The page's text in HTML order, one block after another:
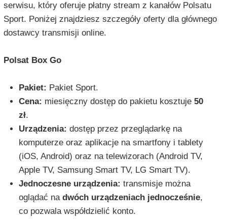
serwisu, który oferuje płatny stream z kanałów Polsatu
Sport. Poniżej znajdziesz szczegóły oferty dla głównego
dostawcy transmisji online.
Polsat Box Go
Pakiet: Pakiet Sport.
Cena: miesięczny dostęp do pakietu kosztuje 50
zł.
Urządzenia: dostęp przez przeglądarkę na
komputerze oraz aplikacje na smartfony i tablety
(iOS, Android) oraz na telewizorach (Android TV,
Apple TV, Samsung Smart TV, LG Smart TV).
Jednoczesne urządzenia: transmisje można
oglądać na dwóch urządzeniach jednocześnie,
co pozwala współdzielić konto.